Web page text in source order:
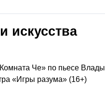
искусства
Че» по пьесе Влады
«Игры разума» (16+)